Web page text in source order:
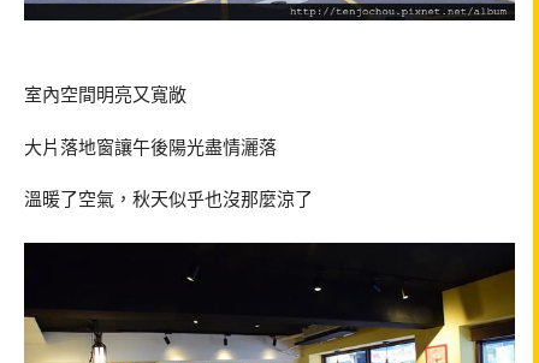
室內空間明亮又寬敞
大片落地窗讓午後陽光盡情灑落
溫暖了空氣，秋天似乎也沒那麼涼了